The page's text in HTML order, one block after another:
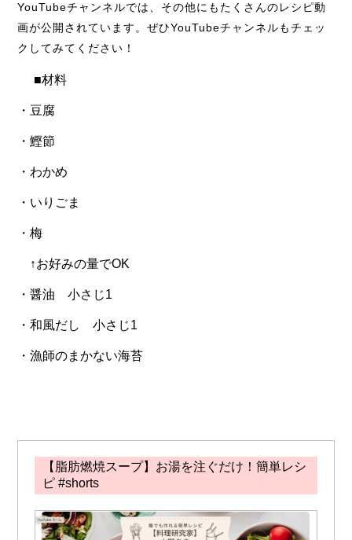
YouTubeチャンネルでは、その他にもたくさんのレシピ動
画が公開されています。ぜひYouTubeチャンネルもチェッ
クしてみてください！
■材料
・豆腐
・鰹節
・わかめ
・いりごま
・梅
↑お好みの量でOK
・醤油 小さじ1
・和風だし 小さじ1
・漁師のまかない海苔
【脂肪燃焼スープ】お湯を注ぐだけ！簡単レシ
ピ #shorts